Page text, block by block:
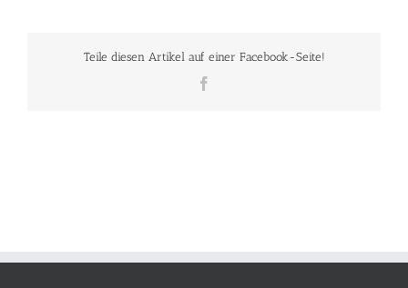
Teile diesen Artikel auf einer Facebook-Seite!